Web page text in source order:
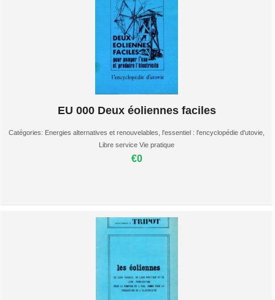
EU 000 Deux éoliennes faciles
Catégories: Energies alternatives et renouvelables l'essentiel : l'encyclopédie d'utovie
Libre service Vie pratique
€0